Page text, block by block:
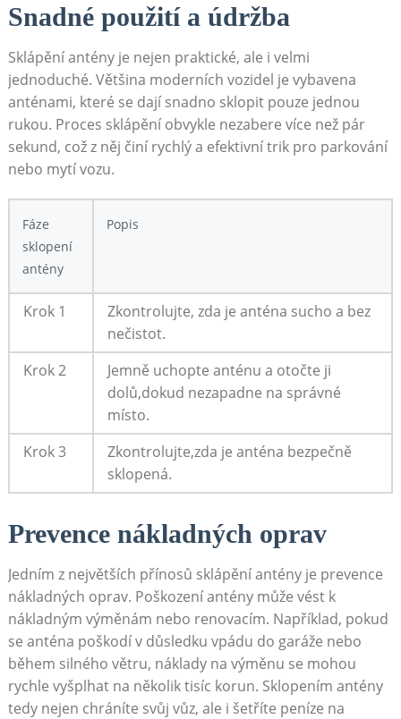
Snadné ‌použití a ⁤údržba
Sklápění antény je nejen praktické,⁣ ale i velmi
jednoduché. Většina moderních vozidel je vybavena
anténami, které se dají snadno sklopit pouze⁢ jednou
rukou. Proces ⁤sklápění obvykle nezabere více než pár
sekund, což z něj činí rychlý a efektivní trik pro⁤ parkování
nebo mytí vozu.
Fáze
sklopení
antény
Popis
Krok 1
Zkontrolujte, zda je anténa sucho a⁤ bez
nečistot.
Krok 2
Jemně uchopte anténu a otočte ji
dolů,dokud nezapadne na správné
‍místo.
Krok 3
Zkontrolujte,zda ⁤je anténa bezpečně
sklopená.
Prevence nákladných oprav
Jedním z největších přínosů sklápění antény⁣ je prevence
nákladných oprav. Poškození antény může vést k
nákladným výměnám nebo renovacím. Například, pokud
se anténa poškodí v důsledku vpádu ‌do garáže nebo
během silného větru,‍ náklady na výměnu se mohou
rychle vyšplhat na⁣ několik tisíc korun. Sklopením antény
tedy nejen chráníte svůj vůz, ale i šetříte peníze na